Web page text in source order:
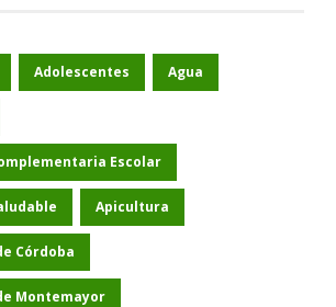
Adolescentes Agua
Escolar
Apicultura
Córdoba
Montemayor